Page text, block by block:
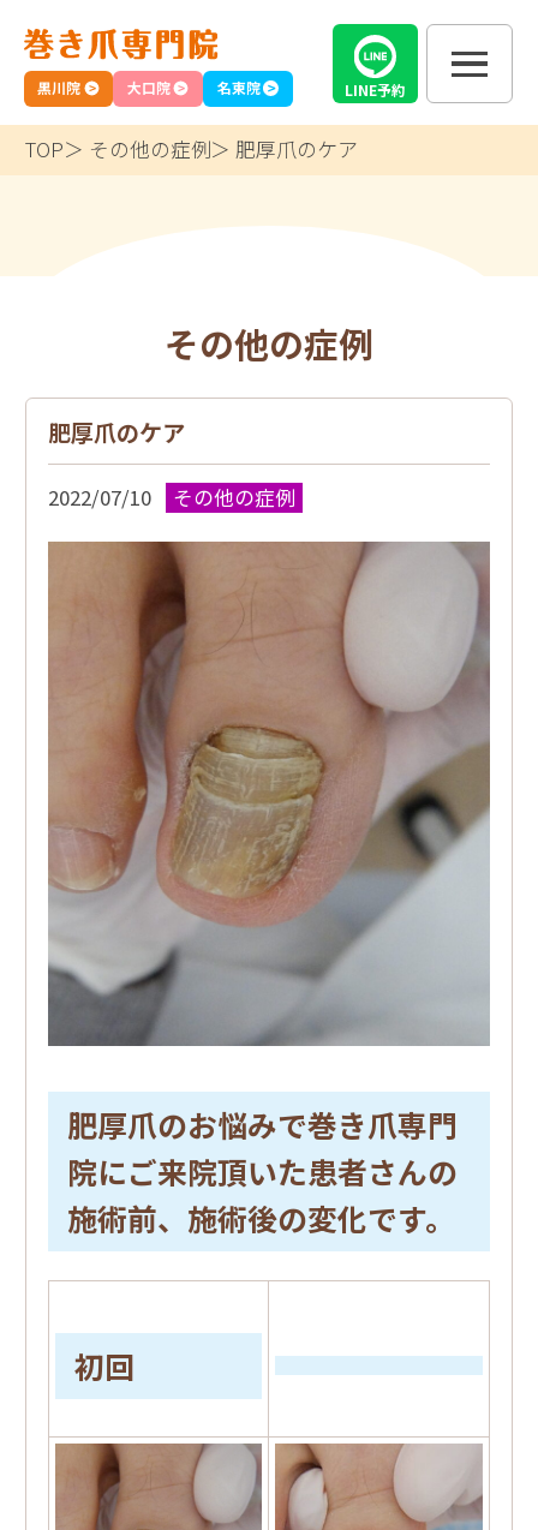
名東院
黒川院 大口院 LINE予約
TOP その他の症例 肥厚爪のケア
その他の症例
肥厚爪のケア
2022/07/10 その他の症例
肥厚爪のお悩みで巻き爪専門
院にご来院頂いた患者さんの
施術前、施術後の変化です。
初回